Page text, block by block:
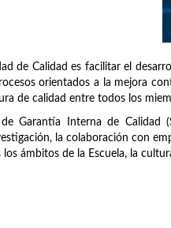
de Calidad es facilitar el
orientados a la mejora
de calidad entre todos los
Garantía Interna de Calidad
la colaboración con
ámbitos de la Escuela, la